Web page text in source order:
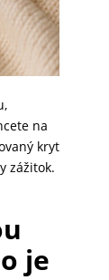
na
kryt
zážitok.
je